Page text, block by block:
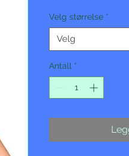
Velg størrelse *
Velg
Antall *